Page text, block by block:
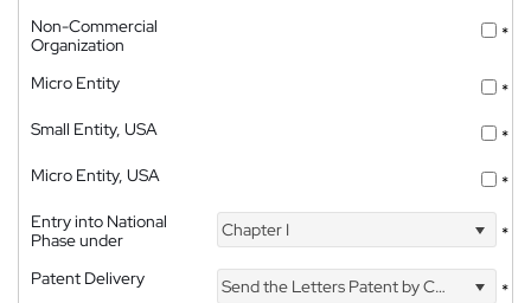
Non-Commercial
Organization
*
Micro Entity
*
Small Entity, USA
*
Micro Entity, USA
*
Entry into National
Phase under
Chapter I *
Patent Delivery Send the Letters Patent by Courier
*